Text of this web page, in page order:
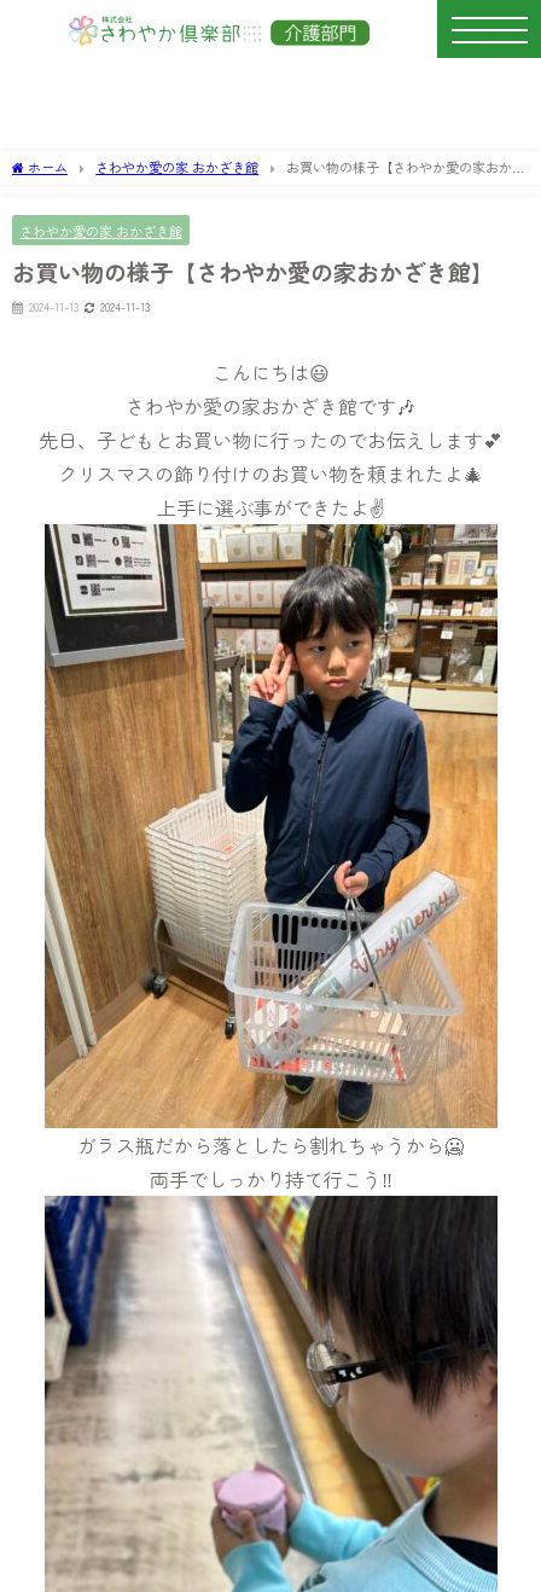
ホーム さわやか愛の家 おかざき館
お買い物の様子【さわやか愛の家おかざ
さわやか愛の家 おかざき館
お買い物の様子【さわやか愛の家おかざき館】
2024-11-13 2024-11-13
こんにちは😃
さわやか愛の家おかざき館です🎶
先日、子どもとお買い物に行ったのでお伝えします💕
クリスマスの飾り付けのお買い物を頼まれたよ🎄
上手に選ぶ事ができたよ✌️
ガラス瓶だから落としたら割れちゃうから🥶
両手でしっかり持て行こう‼️